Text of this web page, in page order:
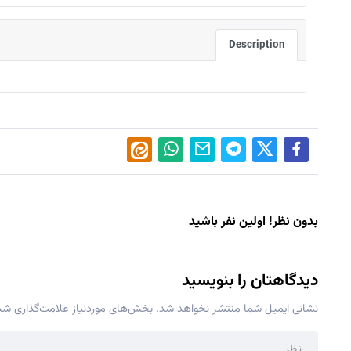
Description
بدون نظر! اولین نفر باشید
دیدگاهتان را بنویسید
نشانی ایمیل شما منتشر نخواهد شد. بخش‌های موردنیاز علامت‌گذاری